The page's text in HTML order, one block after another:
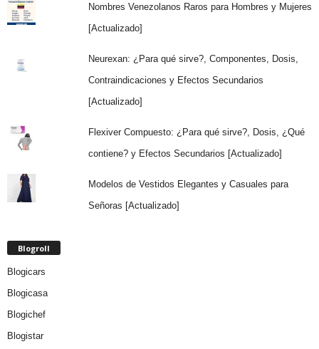
Nombres Venezolanos Raros para Hombres y Mujeres
[Actualizado]
Neurexan: ¿Para qué sirve?, Componentes, Dosis,
Contraindicaciones y Efectos Secundarios
[Actualizado]
Flexiver Compuesto: ¿Para qué sirve?, Dosis, ¿Qué
contiene? y Efectos Secundarios [Actualizado]
Modelos de Vestidos Elegantes y Casuales para
Señoras [Actualizado]
Blogroll
Blogicars
Blogicasa
Blogichef
Blogistar